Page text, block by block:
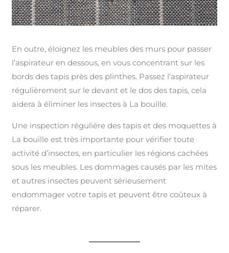
En outre, éloignez les meubles des murs pour passer
l’aspirateur en dessous, en vous concentrant sur les
bords des tapis près des plinthes. Passez l’aspirateur
régulièrement sur le devant et le dos des tapis, cela
aidera à éliminer les insectes à La bouille.
Une inspection régulière des tapis et des moquettes à
La bouille est très importante pour vérifier toute
activité d’insectes, en particulier les régions cachées
sous les meubles. Les dommages causés par les mites
et autres insectes peuvent sérieusement
endommager votre tapis et peuvent être coûteux à
réparer.